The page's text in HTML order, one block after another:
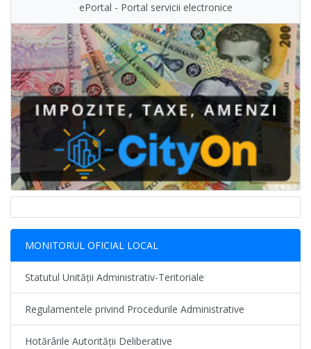
ePortal - Portal servicii electronice
MONITORUL OFICIAL LOCAL
Statutul Unității Administrativ-Teritoriale
Regulamentele privind Procedurile Administrative
Hotărârile Autorității Deliberative